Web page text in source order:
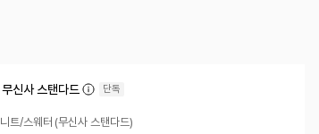
무신사 스탠다드 단독
니트/스웨터 (무신사 스탠다드)